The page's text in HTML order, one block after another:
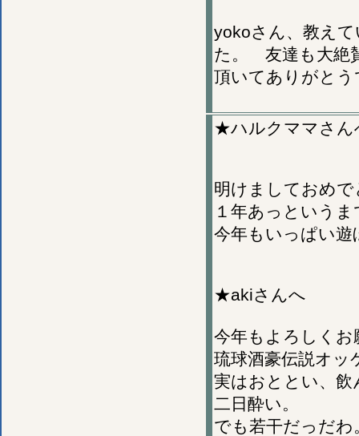
yokoさん、教え
た。 友達も大絶
頂いてありがとう
★ハルクママさん
明けましておめ
１年あっという
今年もいっぱい遊
★akiさんへ
今年もよろしくお
琉球酒豪伝説オッ
実はおととい、
二日酔い。
でも若干だっだわ